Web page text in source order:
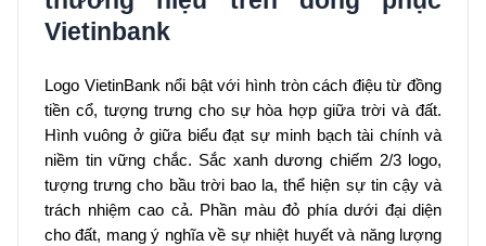
Vietinbank
Logo VietinBank nổi bật với hình tròn cách điệu từ đồng
tiền cổ, tượng trưng cho sự hòa hợp giữa trời và đất.
Hình vuông ở giữa biểu đạt sự minh bạch tài chính và
niềm tin vững chắc. Sắc xanh dương chiếm 2/3 logo,
tượng trưng cho bầu trời bao la, thể hiện sự tin cậy và
trách nhiệm cao cả. Phần màu đỏ phía dưới đại diện
cho đất, mang ý nghĩa về sự nhiệt huyết và năng lượng